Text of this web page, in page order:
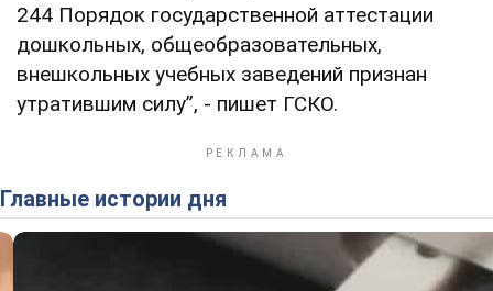
244 Порядок государственной аттестации
дошкольных, общеобразовательных,
внешкольных учебных заведений признан
утратившим силу”, - пишет ГСКО.
Главные истории дня